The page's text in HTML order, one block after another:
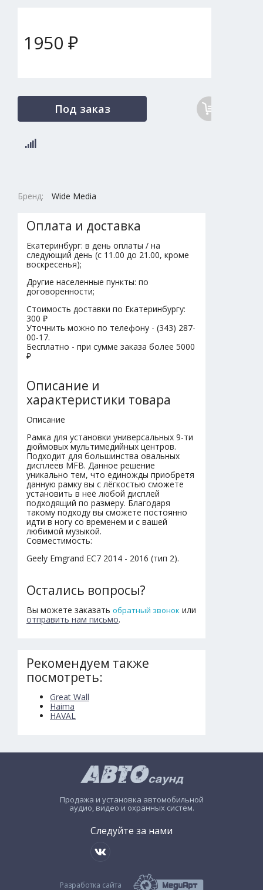
1950 ₽
Под заказ
Бренд: Wide Media
Оплата и доставка
Екатеринбург: в день оплаты / на
следующий день (с 11.00 до 21.00, кроме
воскресенья);
Другие населенные пункты: по
договоренности;
Стоимость доставки по Екатеринбургу:
300 ₽
Уточнить можно по телефону - (343) 287-
00-17.
Бесплатно - при сумме заказа более 5000
₽
Описание и
характеристики товара
Описание
Рамка для установки универсальных 9-ти
дюймовых мультимедийных центров.
Подходит для большинства овальных
дисплеев MFB. Данное решение
уникально тем, что единожды приобретя
данную рамку вы с лёгкостью сможете
установить в неё любой дисплей
подходящий по размеру. Благодаря
такому подходу вы сможете постоянно
идти в ногу со временем и с вашей
любимой музыкой.
Совместимость:
Geely Emgrand EC7 2014 - 2016 (тип 2).
Остались вопросы?
Вы можете заказать обратный звонок или
отправить нам письмо.
Рекомендуем также
посмотреть:
Great Wall
Haima
HAVAL
Продажа и установка автомобильной
аудио, видео и охранных систем.
Следуйте за нами
Разработка сайта